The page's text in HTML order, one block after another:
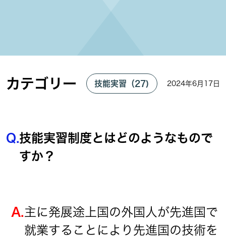
カテゴリー 技能実習（27) 2024年6月17日
Q.技能実習制度とはどのようなもので
すか？
A.主に発展途上国の外国人が先進国で
就業することにより先進国の技術を